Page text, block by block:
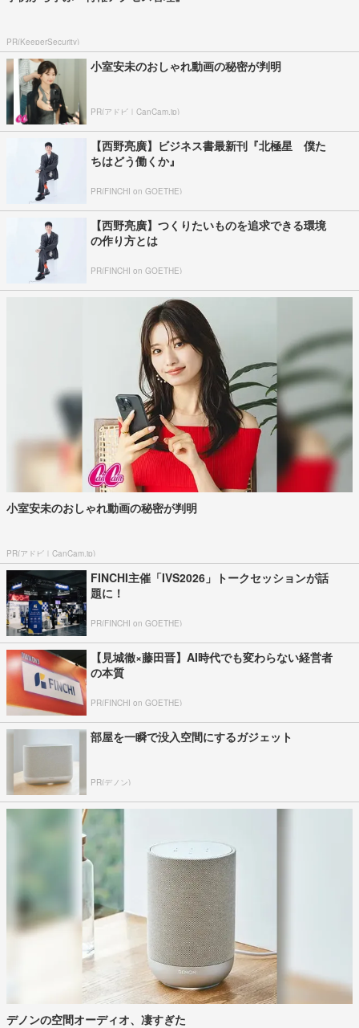
PR(KeeperSecurity)
小室安未のおしゃれ動画の秘密が判明
PR(アドビ｜CanCam.jp)
【西野亮廣】ビジネス書最新刊『北極星 僕た
ちはどう働くか』
PR(FINCHI on GOETHE)
【西野亮廣】つくりたいものを追求できる環境
の作り方とは
PR(FINCHI on GOETHE)
小室安未のおしゃれ動画の秘密が判明
PR(アドビ｜CanCam.jp)
FINCHI主催「IVS2026」トークセッションが話
題に！
PR(FINCHI on GOETHE)
【見城徹×藤田晋】AI時代でも変わらない経営者
の本質
PR(FINCHI on GOETHE)
部屋を一瞬で没入空間にするガジェット
PR(デノン)
デノンの空間オーディオ、凄すぎた